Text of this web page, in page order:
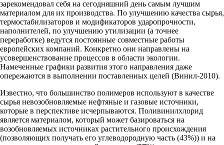
зарекомендовал себя на сегодняшний день самым лучшим
материалом для их производства. По улучшению качества сырья,
термостабилизаторов и модификаторов ударопрочности,
наполнителей, по улучшению утилизации (а точнее
переработке) ведутся постоянные совместные работы
европейских компаний. Конкретно они направлены на
усовершенствование процессов в области экологии.
Намеченные графики развития этого направления даже
опережаются в выполнении поставленных целей (Винил-2010).
Известно, что большинство полимеров используют в качестве
сырья невозобновляемые нефтяные и газовые источники,
которые в перспективе исчерпываются. Поливинилхлорид
является материалом, который может базироваться на
возобновляемых источниках растительного происхождения
(позволяющих получать его углеводородную часть (43%)) и на